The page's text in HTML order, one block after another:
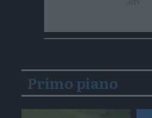
Primo piano